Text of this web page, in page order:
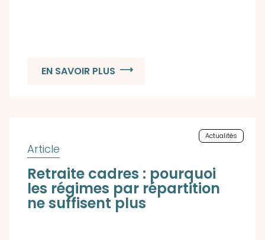
EN SAVOIR PLUS
Actualités
Retraite cadres : pourquoi
les régimes par répartition
ne suffisent plus